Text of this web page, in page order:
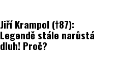
Jiří Krampol (†87):
Legendě stále narůstá
dluh! Proč?